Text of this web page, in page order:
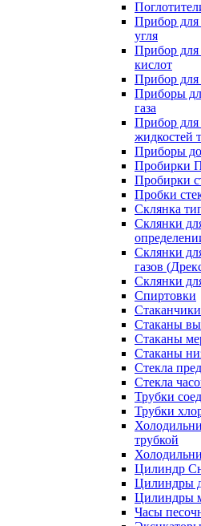
Прибор для
угля
Прибор для
кислот
Прибор для
Приборы
газа
Прибор для
жидкостей
Приборы
Пробирки
Пробирки
Пробки
Склянка
Склянки
Склянки
газов
Склянки
Спиртовки
Стаканы
Стаканы
Стаканы
Стекла
Стекла
Трубки
Трубки
трубкой
Цилиндр
Цилиндры
Цилиндры
Часы